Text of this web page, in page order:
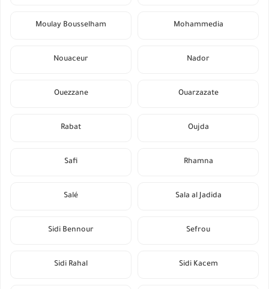
Mohammedia
Moulay Bousselham
Nador
Nouaceur
Ouarzazate
Ouezzane
Oujda
Rabat
Rhamna
Safi
Sala al Jadida
Salé
Sefrou
Sidi Bennour
Sidi Kacem
Sidi Rahal